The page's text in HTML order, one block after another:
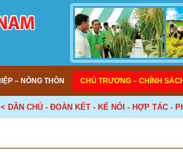
– NÔNG THÔN CHỦ TRƯƠNG – CHÍNH
CHỦ - ĐOÀN KẾT - KẾ NỐI - HỢP TÁC -